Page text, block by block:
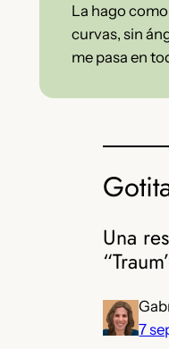
La hago
curvas, sin
me pasa en
Una
7